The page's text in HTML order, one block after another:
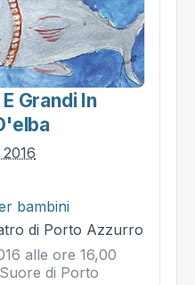
Grandi In
bambini
di Porto Azzurro
alle ore 16,00
di Porto